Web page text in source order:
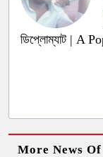
ডিপ্লোম্যাট | A
More News